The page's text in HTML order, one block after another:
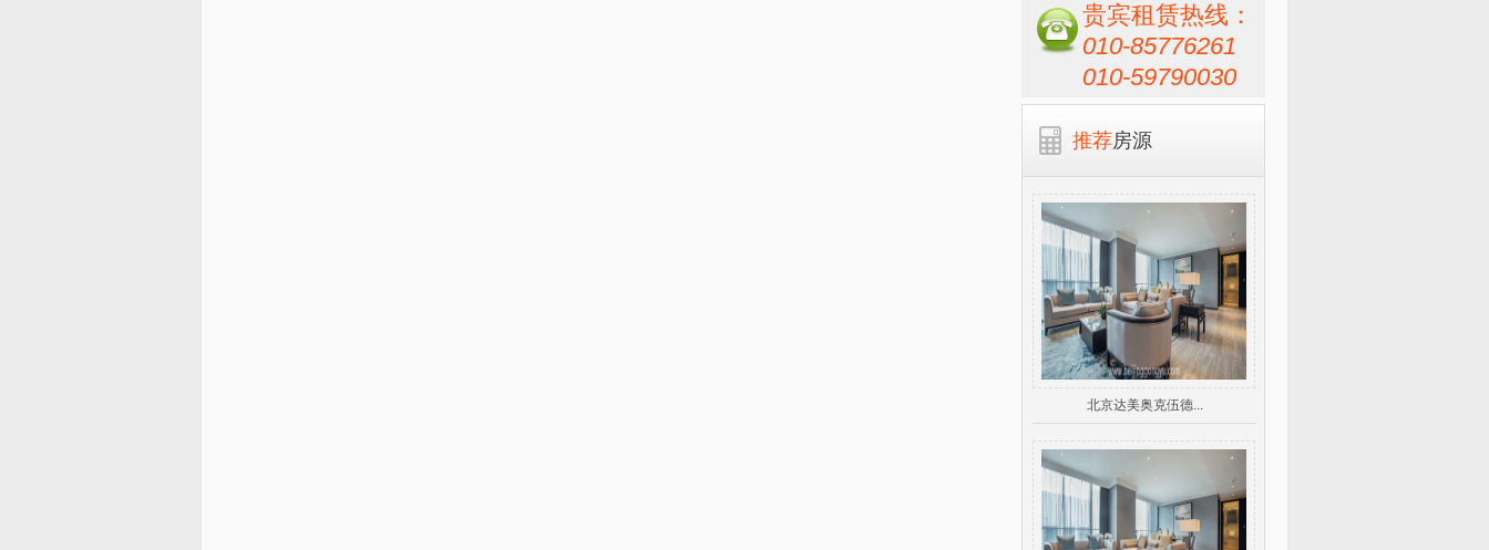
贵宾租赁热线：
010-85776261
010-59790030
推荐房源
北京达美奥克伍德...